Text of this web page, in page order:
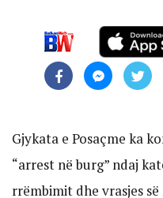
Gjykata e Posaçme ka
“arrest në burg” ndaj
rrëmbimit dhe vrasjes